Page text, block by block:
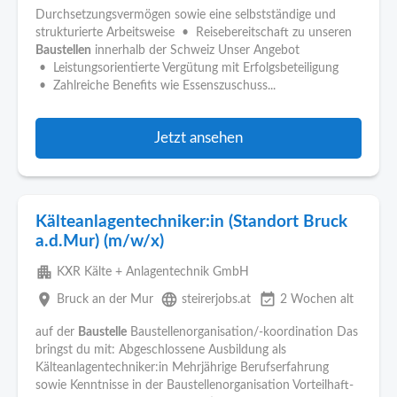
Durchsetzungsvermögen sowie eine selbstständige und
strukturierte Arbeitsweise • Reisebereitschaft zu unseren
Baustellen innerhalb der Schweiz Unser Angebot
• Leistungsorientierte Vergütung mit Erfolgsbeteiligung
• Zahlreiche Benefits wie Essenszuschuss...
Jetzt ansehen
Kälteanlagentechniker:in (Standort Bruck
a.d.Mur) (m/w/x)
apartment KXR Kälte + Anlagentechnik GmbH
place Bruck an der Mur language steirerjobs.at event_available 2 Wochen alt
auf der Baustelle Baustellenorganisation/-koordination Das
bringst du mit: Abgeschlossene Ausbildung als
Kälteanlagentechniker:in Mehrjährige Berufserfahrung
sowie Kenntnisse in der Baustellenorganisation Vorteilhaft-